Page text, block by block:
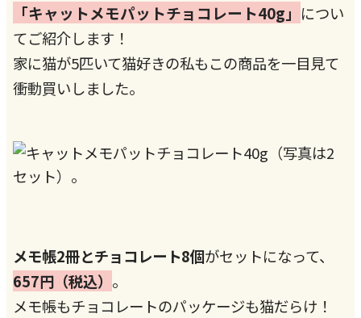
「キャットメモパットチョコレート40g」 につい
てご紹介します！
家に猫が5匹いて猫好きの私もこの商品を一目見て
衝動買いしました。
メモ帳2冊とチョコレート8個がセットになって、
657円（税込） 。
メモ帳もチョコレートのパッケージも猫だらけ！